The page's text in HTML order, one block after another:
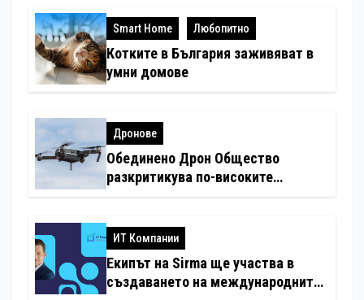
Smart Home Любопитно
Котките в България заживяват в
умни домове
Дронове
Обединено Дрон Общество
разкритикува по-високите
ИТ Компании
Екипът на Sirma ще участва в
създаването на международните